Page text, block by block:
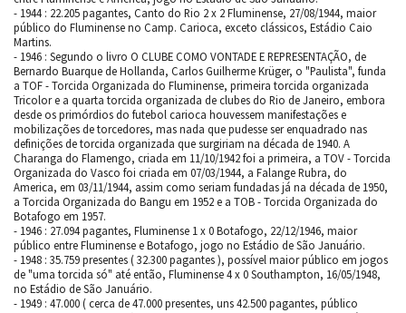
- 1944 : 22.205 pagantes, Canto do Rio 2 x 2 Fluminense, 27/08/1944, maior
público do Fluminense no Camp. Carioca, exceto clássicos, Estádio Caio
Martins.
- 1946 : Segundo o livro O CLUBE COMO VONTADE E REPRESENTAÇÃO, de
Bernardo Buarque de Hollanda, Carlos Guilherme Krüger, o "Paulista", funda
a TOF - Torcida Organizada do Fluminense, primeira torcida organizada
Tricolor e a quarta torcida organizada de clubes do Rio de Janeiro, embora
desde os primórdios do futebol carioca houvessem manifestações e
mobilizações de torcedores, mas nada que pudesse ser enquadrado nas
definições de torcida organizada que surgiriam na década de 1940. A
Charanga do Flamengo, criada em 11/10/1942 foi a primeira, a TOV - Torcida
Organizada do Vasco foi criada em 07/03/1944, a Falange Rubra, do
America, em 03/11/1944, assim como seriam fundadas já na década de 1950,
a Torcida Organizada do Bangu em 1952 e a TOB - Torcida Organizada do
Botafogo em 1957.
- 1946 : 27.094 pagantes, Fluminense 1 x 0 Botafogo, 22/12/1946, maior
público entre Fluminense e Botafogo, jogo no Estádio de São Januário.
- 1948 : 35.759 presentes ( 32.300 pagantes ), possível maior público em jogos
de "uma torcida só" até então, Fluminense 4 x 0 Southampton, 16/05/1948,
no Estádio de São Januário.
- 1949 : 47.000 ( cerca de 47.000 presentes, uns 42.500 pagantes, público